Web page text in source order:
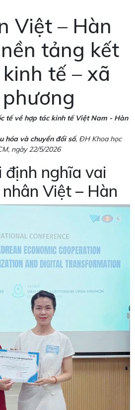
Việt – Hàn
tảng kết
tế – xã
tế về hợp tác kinh tế Việt Nam - Hàn
hóa và chuyển đổi số, ĐH Khoa học
ngày 22/5/2026
định nghĩa vai
Việt – Hàn